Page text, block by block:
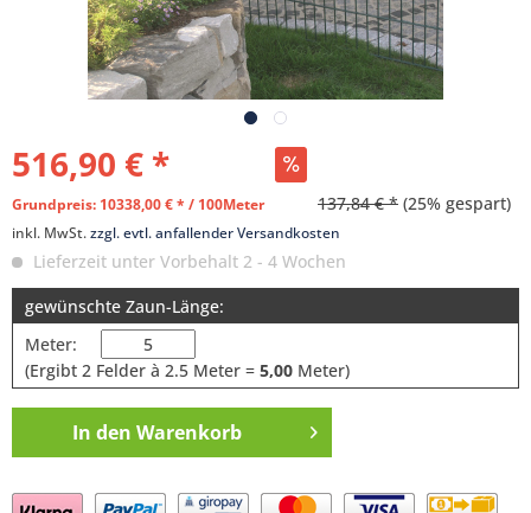
516,90 € *
Grundpreis: 10338,00 € * / 100Meter 137,84 € * (25% gespart)
inkl. MwSt.zzgl. evtl. anfallender Versandkosten
Lieferzeit unter Vorbehalt 2 - 4 Wochen
gewünschte Zaun-Länge:
Meter:
(Ergibt 2 Felder à 2.5 Meter = 5,00 Meter)
In den Warenkorb